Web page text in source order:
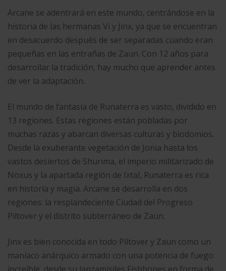
Arcane se adentrará en este mundo, centrándose en la
historia de las hermanas Vi y Jinx, ya que se encuentran
en desacuerdo después de ser separadas cuando eran
pequeñas en las entrañas de Zaun. Con 12 años para
desarrollar la tradición, hay mucho que aprender antes
de ver la adaptación.
El mundo de fantasía de Runaterra es vasto, dividido en
13 regiones. Estas regiones están pobladas por
muchas razas y abarcan diversas culturas y biodomios.
Desde la exuberante vegetación de Jonia hasta los
vastos desiertos de Shurima, el imperio militarizado de
Noxus y la apartada región de Ixtal, Runaterra es rica
en historia y magia. Arcane se desarrolla en dos
regiones: la resplandeciente Ciudad del Progreso
Piltover y el distrito subterráneo de Zaun.
Jinx es bien conocida en todo Piltover y Zaun como un
maníaco anárquico armado con una potencia de fuego